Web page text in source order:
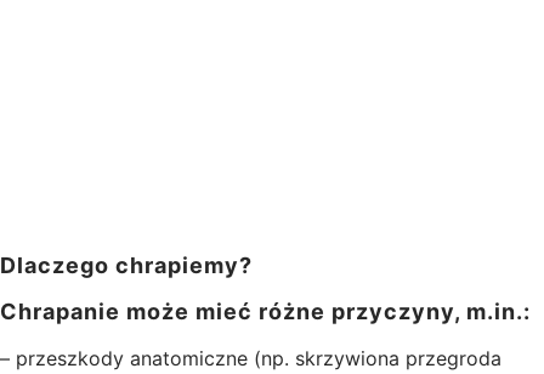
Dlaczego chrapiemy?
Chrapanie może mieć różne przyczyny, m.in.:
– przeszkody anatomiczne (np. skrzywiona przegroda